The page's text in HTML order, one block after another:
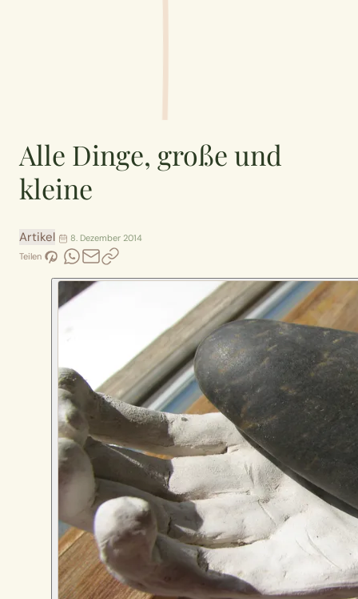
Alle Dinge, große und
kleine
Artikel
8. Dezember 2014
Teilen